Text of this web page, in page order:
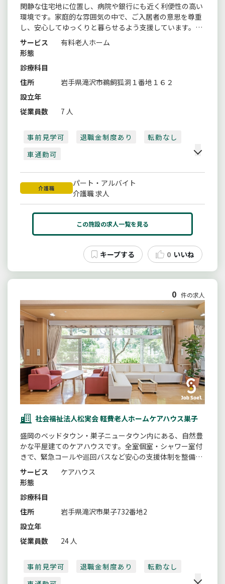
閑静な住宅地に位置し、病院や銀行にも近く利便性の高い
環境です。家庭的な雰囲気の中で、ご入居者の意思を尊重
し、安心してゆっくりと暮らせるよう支援しています。小
規模多機能型居宅介護も併設し、幅広いニーズに対応しな
がら、職員が笑顔と真心をもって働いています。
サービス
形態
有料老人ホーム
診療科目
住所
岩手県滝沢市鵜飼狐洞１番地１６２
設立年
従業員数
7 人
事前見学可 退職金制度あり
転勤なし
車通勤可
介護職
パート・アルバイト
介護職 求人
この施設の求人一覧を見る
0 いいね
0 件の求人
社会福祉法人松実会 軽費老人ホームケアハウス巣子
盛岡のベッドタウン・巣子ニュータウン内にある、自然豊
かな平屋建てのケアハウスです。全室個室・シャワー室付
きで、緊急コールや巡回バスなど安心の支援体制を整備。
専門性を活かした個別ケアと家庭的な雰囲気づくりを大切
にしています。
サービス
形態
ケアハウス
診療科目
住所
岩手県滝沢市巣子732番地2
設立年
従業員数
24 人
事前見学可 退職金制度あり
転勤なし